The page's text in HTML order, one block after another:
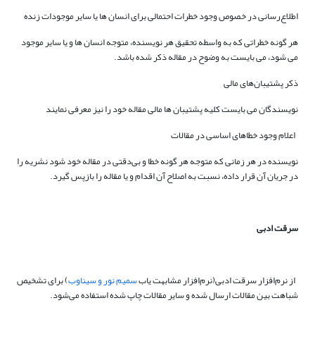
اطلاع‌رسانی در خصوص وجود خطرات احتمالی برای انسان ها یا سایر موجودات زنده
هر گونه خطراتی که به واسطه تحقیق هر نویسنده، متوجه انسان ها و یا سایر موجود
می شود، می بایست به وضوح در مقاله ذکر شده باشد.
ذکر پشتیبان‌های مالی
نویسندگان می بایست کلیه پشتیبان ها مالی مقاله خود را نیز معرفی نمایند
اعلام وجود خطاهای اساسی در مقالات
نویسنده در هر زمانی که متوجه هر گونه خطا و بی‌دقتی در مقاله خود شود نشریه را
در جریان آن قرار داده، نسبت به اصلاح آن اقدام و یا مقاله را بازپس گیرد.
سرقت ادبی
از نرم‌افزار سرقت ادبی(نرم‌افزار مشابهت یابسمیم نور و سیناوب) برای تشخیص
شباهت بین مقالات ارسال شده و سایر مقالات چاپ شده استفاده می‌شود.